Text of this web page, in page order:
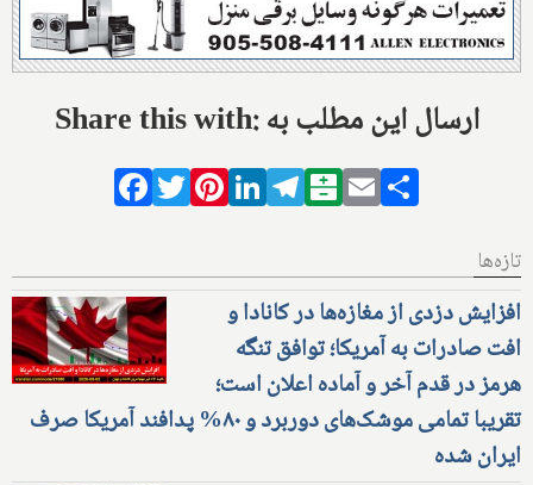
Share this with: ارسال این مطلب به
Facebook
TwitterPinterestLinkedIn
Telegram
Balatarin
Email
تازه‌ها
افزایش دزدی از مغازه‌ها در کانادا و
افت صادرات به آمریکا؛ توافق تنگه
هرمز در قدم آخر و آماده اعلان است؛
تقریبا تمامی موشک‌های دوربرد و ۸۰% پدافند آمریکا صرف
ایران شده